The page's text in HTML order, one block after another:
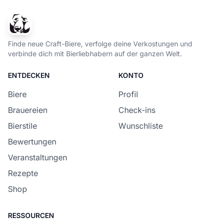
Finde neue Craft-Biere, verfolge deine Verkostungen und
verbinde dich mit Bierliebhabern auf der ganzen Welt.
ENTDECKEN
Biere
Brauereien
Bierstile
Bewertungen
Veranstaltungen
Rezepte
Shop
KONTO
Profil
Check-ins
Wunschliste
RESSOURCEN